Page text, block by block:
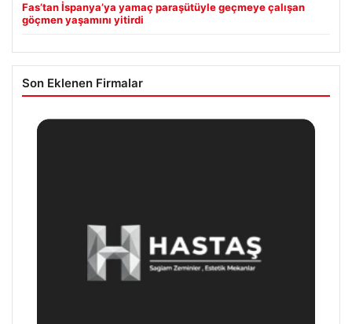
Fas’tan İspanya’ya yamaç paraşütüyle geçmeye çalışan
göçmen yaşamını yitirdi
Son Eklenen Firmalar